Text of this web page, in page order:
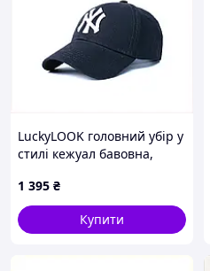
LuckyLOOK головний убір у
стилі кежуал бавовна,
1 395 ₴
Купити